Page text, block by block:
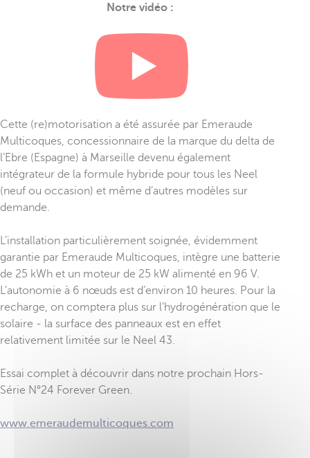
Notre vidéo :
Cette (re)motorisation a été assurée par Emeraude
Multicoques, concessionnaire de la marque du delta de
l’Ebre (Espagne) à Marseille devenu également
intégrateur de la formule hybride pour tous les Neel
(neuf ou occasion) et même d’autres modèles sur
demande.
L’installation particulièrement soignée, évidemment
garantie par Emeraude Multicoques, intègre une batterie
de 25 kWh et un moteur de 25 kW alimenté en 96 V.
L’autonomie à 6 nœuds est d’environ 10 heures. Pour la
recharge, on comptera plus sur l’hydrogénération que le
solaire - la surface des panneaux est en effet
relativement limitée sur le Neel 43.
Essai complet à découvrir dans notre prochain Hors-
Série N°24 Forever Green.
www.emeraudemulticoques.com